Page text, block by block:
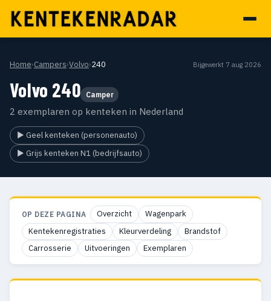
Home›Campers›Volvo›240 Bijgewerkt 7 aug 2026
Volvo 240 Camper
2 exemplaren op kenteken in Nederland
▶ Geel kenteken (personenauto)
▶ Grijs kenteken N1 (bedrijfsauto)
OP DEZE PAGINA Overzicht
Wagenpark
Kentekenregistraties
Kleurverdeling
Brandstof
Carrosserie
Uitvoeringen Exemplaren